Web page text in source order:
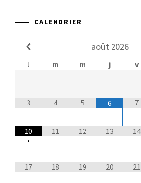
CALENDRIER
août 2026
l m m j v
3 4 5 6 7
10
•
11 12 13 14
17 18 19 20 21